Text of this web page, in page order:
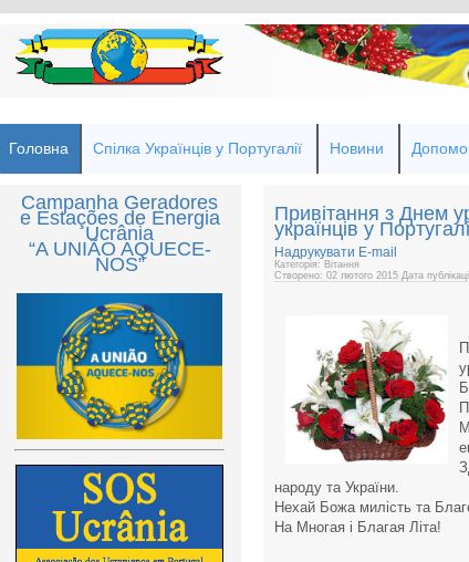
Головна Спілка Українців у Португалії Новини
Campanha Geradores
e Estações de Energia
Ucrânia
“A UNIÃO AQUECE-
NOS”
Привітання з Днем
українців у
Надрукувати E-mail
Категорія: Вітання
Створено: 02 лютого 2015 Дата
народу та України.
Нехай Божа милість та
На Многая і Благая Літа!